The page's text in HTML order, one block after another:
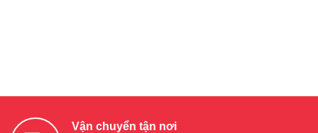
Vận chuyển tận nơi